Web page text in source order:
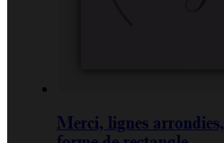
Merci, lignes